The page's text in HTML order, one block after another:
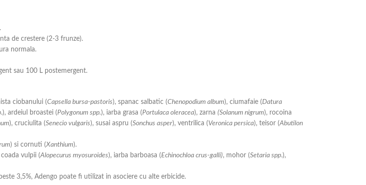
de crestere (2-3 frunze).
normala.
sau 100 L postemergent.
ciobanului (Capsella bursa-pastoris), spanac salbatic (Chenopodium album), ciumafaie (Datura
.), ardeiul broastei (Polygonum spp.), iarba grasa (Portulaca oleracea), zarna (Solanum nigrum), rocoina
), cruciulita (Senecio vulgaris), susai aspru (Sonchus asper), ventrilica (Veronica persica), teisor (Abutilon
) si cornuti (Xanthium).
coada vulpii (Alopecurus myosuroides), iarba barboasa (Echinochloa crus-galli), mohor (Setaria spp.),
3,5%, Adengo poate fi utilizat in asociere cu alte erbicide.